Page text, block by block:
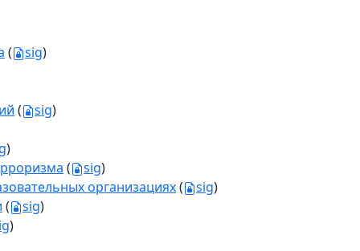
( sig)
( sig)
)
( sig)
организациях( sig)
( sig)
)